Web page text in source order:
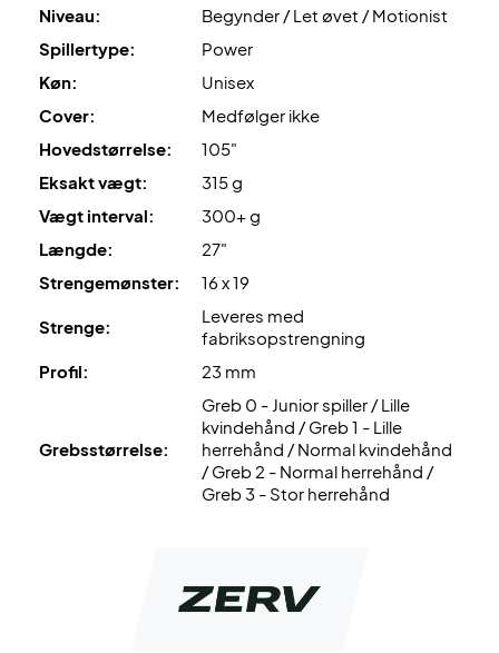
Leveres uden cover.
Niveau:
Begynder / Let øvet / Motionist
Spillertype:
Power
Køn:
Unisex
Cover:
Medfølger ikke
Hovedstørrelse:
105"
Eksakt vægt:
315 g
Vægt interval:
300+ g
Længde:
27"
Strengemønster:
16 x 19
Strenge:
Leveres med
fabriksopstrengning
Profil:
23 mm
Grebsstørrelse:
Greb 0 - Junior spiller / Lille
kvindehånd / Greb 1 - Lille
herrehånd / Normal kvindehånd
/ Greb 2 - Normal herrehånd /
Greb 3 - Stor herrehånd